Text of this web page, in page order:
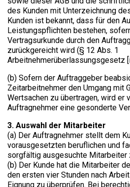
des Kunden mit Unterzeichnung
Kunden ist bekannt, dass für den
Leistungspflichten bestehen,
Vertragsurkunde durch den
zurückgereicht wird (§ 12 Abs. 1
Arbeitnehmerüberlassungsgesetz
(b) Sofern der Auftraggeber
Zeitarbeitnehmer den Umgang mit
Wertsachen zu übertragen, wird er
Auftragnehmer eine gesonderte
3. Auswahl der Mitarbeiter​
(a) Der Auftragnehmer stellt dem
vorausgesetzten beruflichen und
sorgfältig ausgesuchte Mitarbeiter
(b) Der Kunde hat die Mitarbeiter
den ersten vier Stunden nach
Eignung zu überprüfen. Bei